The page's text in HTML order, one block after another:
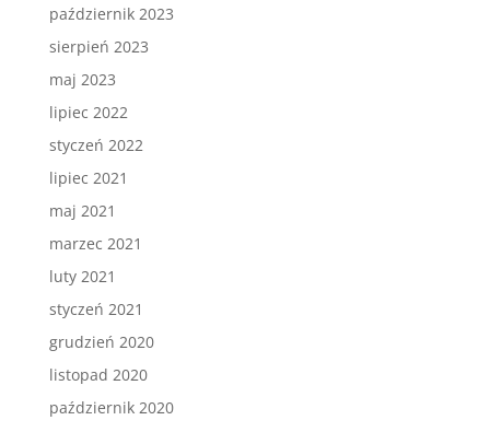
październik 2023
sierpień 2023
maj 2023
lipiec 2022
styczeń 2022
lipiec 2021
maj 2021
marzec 2021
luty 2021
styczeń 2021
grudzień 2020
listopad 2020
październik 2020